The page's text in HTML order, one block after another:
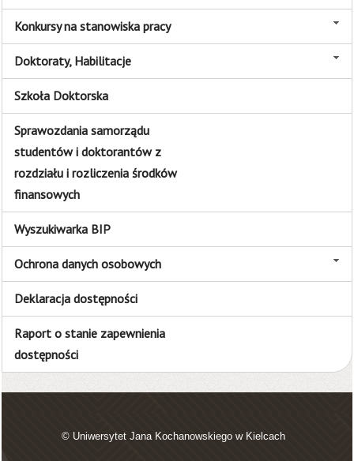
Konkursy na stanowiska pracy
Doktoraty, Habilitacje
Szkoła Doktorska
Sprawozdania samorządu
studentów i doktorantów z
rozdziału i rozliczenia środków
finansowych
Wyszukiwarka BIP
Ochrona danych osobowych
Deklaracja dostępności
Raport o stanie zapewnienia
dostępności
© Uniwersytet Jana Kochanowskiego w Kielcach